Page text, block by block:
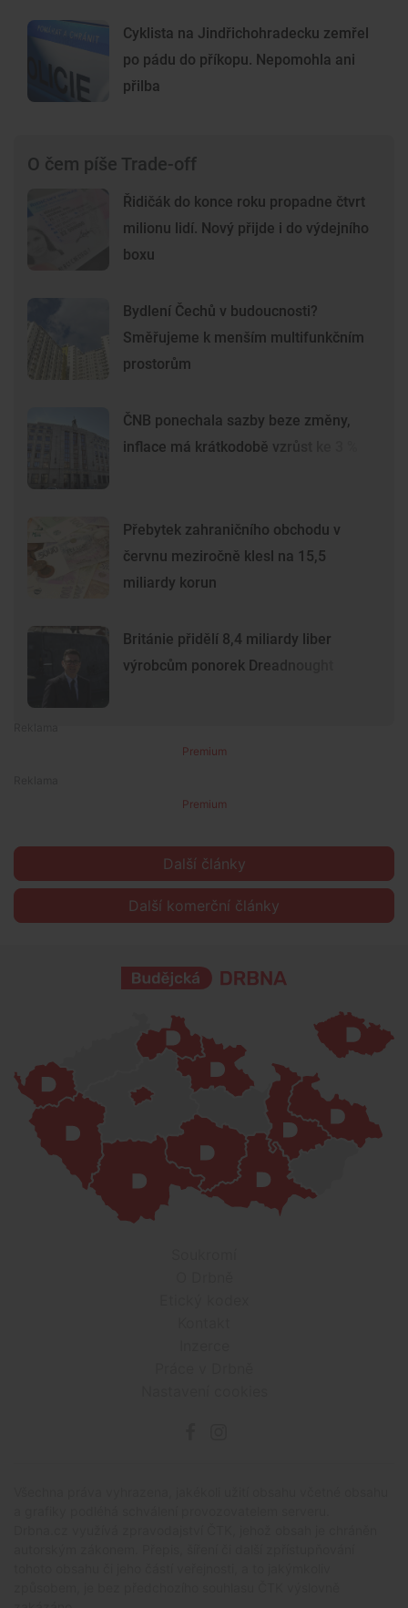
Cyklista na Jindřichohradecku zemřel
po pádu do příkopu. Nepomohla ani
přilba
O čem píše Trade-off
Řidičák do konce roku propadne čtvrt
milionu lidí. Nový přijde i do výdejního
boxu
Bydlení Čechů v budoucnosti?
Směřujeme k menším multifunkčním
prostorům
ČNB ponechala sazby beze změny,
inflace má krátkodobě vzrůst ke 3 %
Přebytek zahraničního obchodu v
červnu meziročně klesl na 15,5
miliardy korun
Británie přidělí 8,4 miliardy liber
výrobcům ponorek Dreadnought
Premium
Premium
Další články
Další komerční články